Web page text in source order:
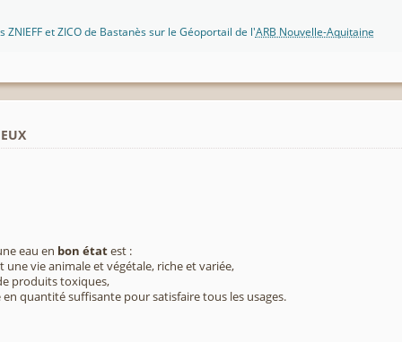
ZNIEFF et ZICO de Bastanès sur le Géoportail de l'ARB Nouvelle-Aquitaine
eau en bon étatest :
une vie animale et végétale, riche et variée,
produits toxiques,
quantité suffisante pour satisfaire tous les usages.